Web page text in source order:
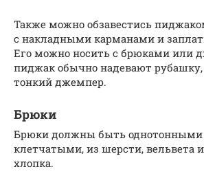
Также можно обзавестись
с накладными карманами и
Его можно носить с брюками или
пиджак обычно надевают рубашку,
тонкий джемпер.
Брюки
Брюки должны быть
клетчатыми, из шерсти, вельвета
хлопка.